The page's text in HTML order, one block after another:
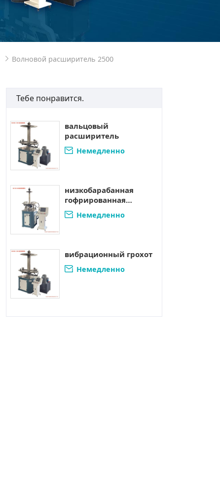
 Волновой расширитель 2500
Тебе понравится.
вальцовый
расширитель
 Немедленно
низкобарабанная
гофрированная
машина с
вибрационным
 Немедленно
вибрационный грохот
 Немедленно